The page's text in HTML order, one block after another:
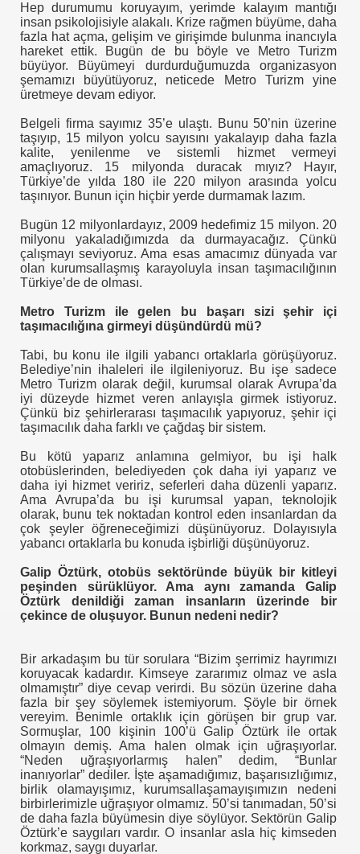
Hep durumumu koruyayım, yerimde kalayım mantığı
insan psikolojisiyle alakalı. Krize rağmen büyüme, daha
fazla hat açma, gelişim ve girişimde bulunma inancıyla
hareket ettik. Bugün de bu böyle ve Metro Turizm
büyüyor. Büyümeyi durdurduğumuzda organizasyon
şemamızı büyütüyoruz, neticede Metro Turizm yine
üretmeye devam ediyor.
Belgeli firma sayımız 35’e ulaştı. Bunu 50’nin üzerine
taşıyıp, 15 milyon yolcu sayısını yakalayıp daha fazla
kalite, yenilenme ve sistemli hizmet vermeyi
amaçlıyoruz. 15 milyonda duracak mıyız? Hayır,
Türkiye’de yılda 180 ile 220 milyon arasında yolcu
taşınıyor. Bunun için hiçbir yerde durmamak lazım.
Bugün 12 milyonlardayız, 2009 hedefimiz 15 milyon. 20
milyonu yakaladığımızda da durmayacağız. Çünkü
çalışmayı seviyoruz. Ama esas amacımız dünyada var
olan kurumsallaşmış karayoluyla insan taşımacılığının
Türkiye’de de olması.
Metro Turizm ile gelen bu başarı sizi şehir içi
taşımacılığına girmeyi düşündürdü mü?
Tabi, bu konu ile ilgili yabancı ortaklarla görüşüyoruz.
Belediye’nin ihaleleri ile ilgileniyoruz. Bu işe sadece
Metro Turizm olarak değil, kurumsal olarak Avrupa’da
iyi düzeyde hizmet veren anlayışla girmek istiyoruz.
Çünkü biz şehirlerarası taşımacılık yapıyoruz, şehir içi
taşımacılık daha farklı ve çağdaş bir sistem.
Bu kötü yaparız anlamına gelmiyor, bu işi halk
otobüslerinden, belediyeden çok daha iyi yaparız ve
daha iyi hizmet veririz, seferleri daha düzenli yaparız.
Ama Avrupa’da bu işi kurumsal yapan, teknolojik
olarak, bunu tek noktadan kontrol eden insanlardan da
çok şeyler öğreneceğimizi düşünüyoruz. Dolayısıyla
yabancı ortaklarla bu konuda işbirliği düşünüyoruz.
Galip Öztürk, otobüs sektöründe büyük bir kitleyi
peşinden sürüklüyor. Ama aynı zamanda Galip
Öztürk denildiği zaman insanların üzerinde bir
çekince de oluşuyor. Bunun nedeni nedir?
Bir arkadaşım bu tür sorulara “Bizim şerrimiz hayrımızı
koruyacak kadardır. Kimseye zararımız olmaz ve asla
olmamıştır” diye cevap verirdi. Bu sözün üzerine daha
fazla bir şey söylemek istemiyorum. Şöyle bir örnek
vereyim. Benimle ortaklık için görüşen bir grup var.
Sormuşlar, 100 kişinin 100’ü Galip Öztürk ile ortak
olmayın demiş. Ama halen olmak için uğraşıyorlar.
“Neden uğraşıyorlarmış halen” dedim, “Bunlar
inanıyorlar” dediler. İşte aşamadığımız, başarısızlığımız,
birlik olamayışımız, kurumsallaşamayışımızın nedeni
birbirlerimizle uğraşıyor olmamız. 50’si tanımadan, 50’si
de daha fazla büyümesin diye söylüyor. Sektörün Galip
Öztürk’e saygıları vardır. O insanlar asla hiç kimseden
korkmaz, saygı duyarlar.
Klimada Devrim
SERVİS ARAÇ YAŞ TŞK MESAJIMIZ
Yaptığım Konuşma